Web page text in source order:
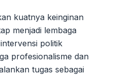
kuatnya keinginan
menjadi lembaga
politik
profesionalisme dan
tugas sebagai